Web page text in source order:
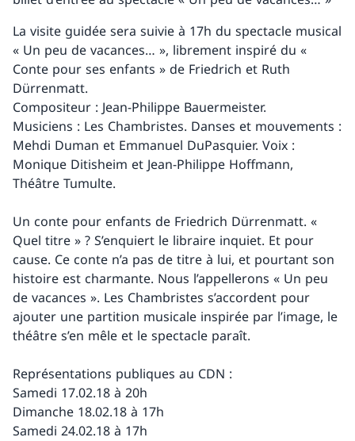
La visite guidée sera suivie à 17h du spectacle musical
« Un peu de vacances… », librement inspiré du «
Conte pour ses enfants » de Friedrich et Ruth
Dürrenmatt.
Compositeur : Jean-Philippe Bauermeister.
Musiciens : Les Chambristes. Danses et mouvements :
Mehdi Duman et Emmanuel DuPasquier. Voix :
Monique Ditisheim et Jean-Philippe Hoffmann,
Théâtre Tumulte.
Un conte pour enfants de Friedrich Dürrenmatt. «
Quel titre » ? S’enquiert le libraire inquiet. Et pour
cause. Ce conte n’a pas de titre à lui, et pourtant son
histoire est charmante. Nous l’appellerons « Un peu
de vacances ». Les Chambristes s’accordent pour
ajouter une partition musicale inspirée par l’image, le
théâtre s’en mêle et le spectacle paraît.
Représentations publiques au CDN :
Samedi 17.02.18 à 20h
Dimanche 18.02.18 à 17h
Samedi 24.02.18 à 17h